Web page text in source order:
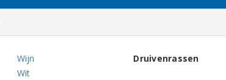
Wijn
Wit
Druivenrassen